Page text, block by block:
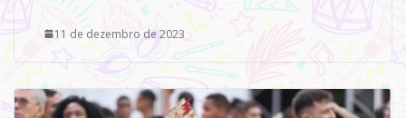
11 de dezembro de 2023